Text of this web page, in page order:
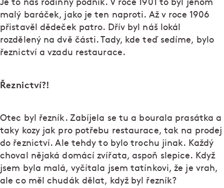
Je to náš rodinný podnik. V roce 1901 to byl jenom
malý baráček, jako je ten naproti. Až v roce 1906
přistavěl dědeček patro. Dřív byl náš lokál
rozdělený na dvě části. Tady, kde teď sedíme, bylo
řeznictví a vzadu restaurace.
Řeznictví?!
Otec byl řezník. Zabíjela se tu a bourala prasátka a
taky kozy jak pro potřebu restaurace, tak na prodej
do řeznictví. Ale tehdy to bylo trochu jinak. Každý
choval nějaká domácí zvířata, aspoň slepice. Když
jsem byla malá, vyčítala jsem tatínkovi, že je vrah,
ale co měl chudák dělat, když byl řezník?